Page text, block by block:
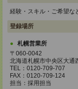
経験・スキル・ご希望な
登録場所
札幌営業所
〒060-0042
北海道札幌市中央区大
TEL：0120-709-707
FAX：0120-709-124
担当：採用担当